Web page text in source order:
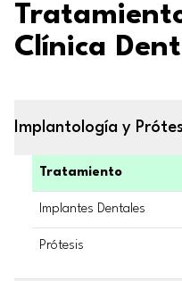
Clínica
Implantología y
Tratamiento
Implantes Dentales
Prótesis